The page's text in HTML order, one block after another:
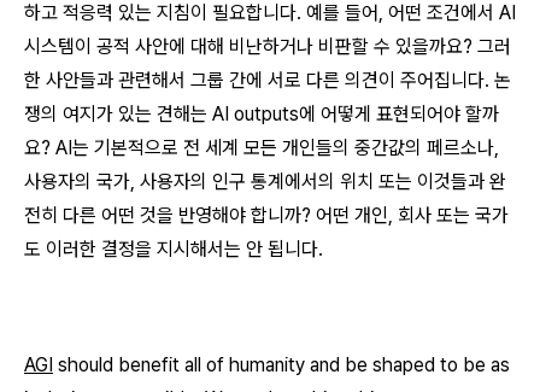
하고 적응력 있는 지침이 필요합니다. 예를 들어, 어떤 조건에서 AI
시스템이 공적 사안에 대해 비난하거나 비판할 수 있을까요? 그러
한 사안들과 관련해서 그룹 간에 서로 다른 의견이 주어집니다. 논
쟁의 여지가 있는 견해는 AI outputs에 어떻게 표현되어야 할까
요? AI는 기본적으로 전 세계 모든 개인들의 중간값의 페르소나,
사용자의 국가, 사용자의 인구 통계에서의 위치 또는 이것들과 완
전히 다른 어떤 것을 반영해야 합니까? 어떤 개인, 회사 또는 국가
도 이러한 결정을 지시해서는 안 됩니다.
AGI should benefit all of humanity and be shaped to be as